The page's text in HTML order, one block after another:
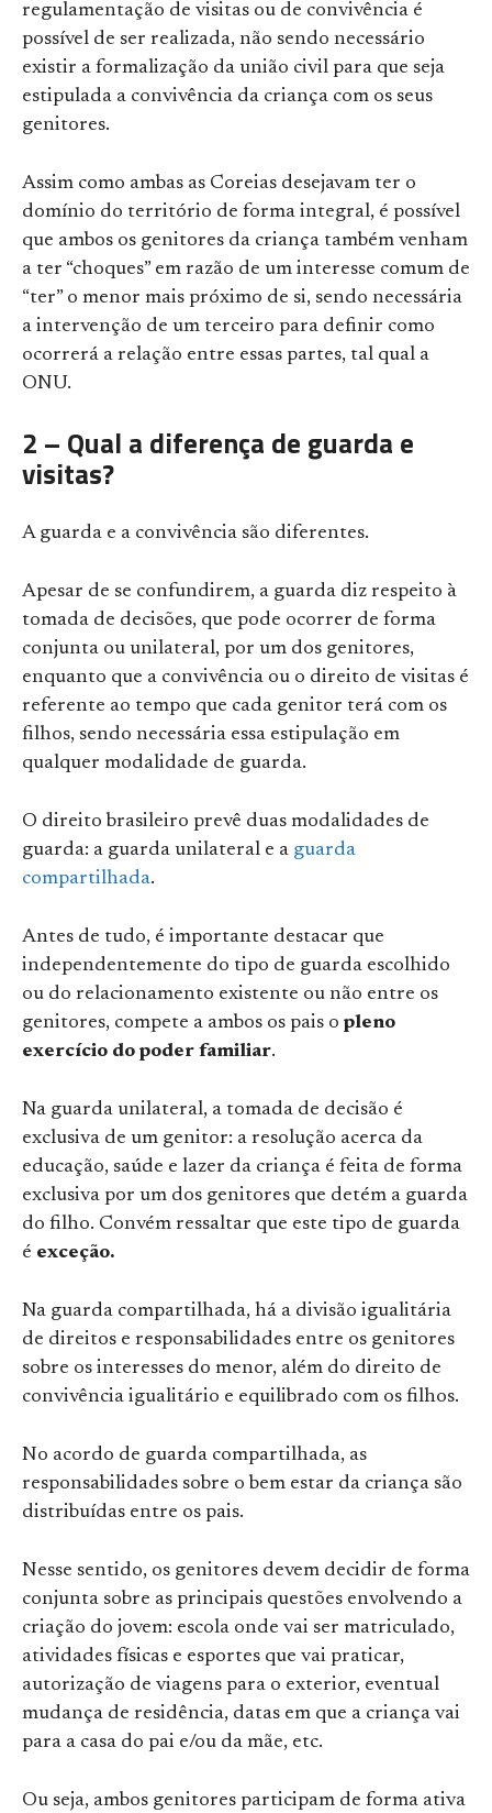
regulamentação de visitas ou de convivência é
possível de ser realizada, não sendo necessário
existir a formalização da união civil para que seja
estipulada a convivência da criança com os seus
genitores.
Assim como ambas as Coreias desejavam ter o
domínio do território de forma integral, é possível
que ambos os genitores da criança também venham
a ter “choques” em razão de um interesse comum de
“ter” o menor mais próximo de si, sendo necessária
a intervenção de um terceiro para definir como
ocorrerá a relação entre essas partes, tal qual a
ONU.
2 – Qual a diferença de guarda e
visitas?
A guarda e a convivência são diferentes.
Apesar de se confundirem, a guarda diz respeito à
tomada de decisões, que pode ocorrer de forma
conjunta ou unilateral, por um dos genitores,
enquanto que a convivência ou o direito de visitas é
referente ao tempo que cada genitor terá com os
filhos, sendo necessária essa estipulação em
qualquer modalidade de guarda.
O direito brasileiro prevê duas modalidades de
guarda: a guarda unilateral e a guarda
compartilhada.
Antes de tudo, é importante destacar que
independentemente do tipo de guarda escolhido
ou do relacionamento existente ou não entre os
genitores, compete a ambos os pais o pleno
exercício do poder familiar.
Na guarda unilateral, a tomada de decisão é
exclusiva de um genitor: a resolução acerca da
educação, saúde e lazer da criança é feita de forma
exclusiva por um dos genitores que detém a guarda
do filho. Convém ressaltar que este tipo de guarda
é exceção.
Na guarda compartilhada, há a divisão igualitária
de direitos e responsabilidades entre os genitores
sobre os interesses do menor, além do direito de
convivência igualitário e equilibrado com os filhos.
No acordo de guarda compartilhada, as
responsabilidades sobre o bem estar da criança são
distribuídas entre os pais.
Nesse sentido, os genitores devem decidir de forma
conjunta sobre as principais questões envolvendo a
criação do jovem: escola onde vai ser matriculado,
atividades físicas e esportes que vai praticar,
autorização de viagens para o exterior, eventual
mudança de residência, datas em que a criança vai
para a casa do pai e/ou da mãe, etc.
Ou seja, ambos genitores participam de forma ativa